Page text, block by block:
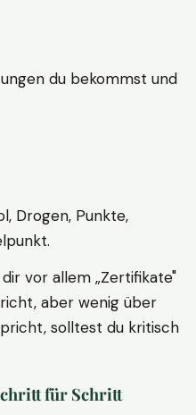
du bekommst und
Drogen, Punkte,
vor allem „Zertifikate"
aber wenig über
solltest du kritisch
für Schritt